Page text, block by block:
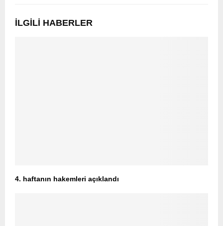
İLGILI HABERLER
4. haftanın hakemleri açıklandı